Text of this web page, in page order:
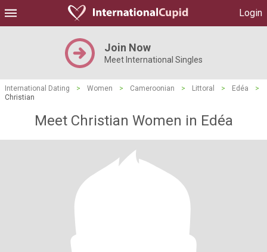
Login
Join Now
Meet International Singles
International Dating > Women > Cameroonian > Littoral > Edéa
>
Christian
Meet Christian Women in Edéa